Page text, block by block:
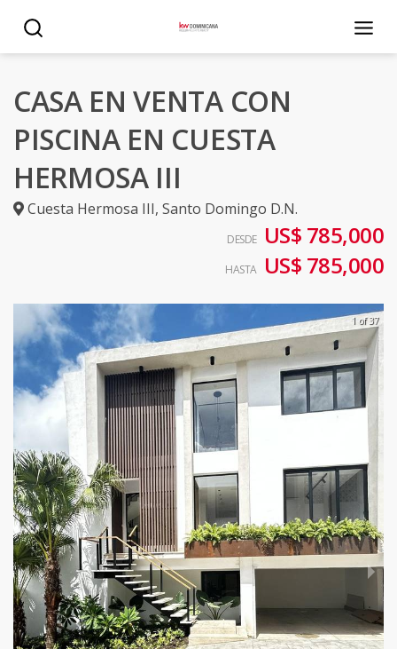
CASA EN VENTA CON
PISCINA EN CUESTA
HERMOSA III
Cuesta Hermosa III, Santo Domingo D.N.
DESDE US$ 785,000
HASTA US$ 785,000
1 of 37